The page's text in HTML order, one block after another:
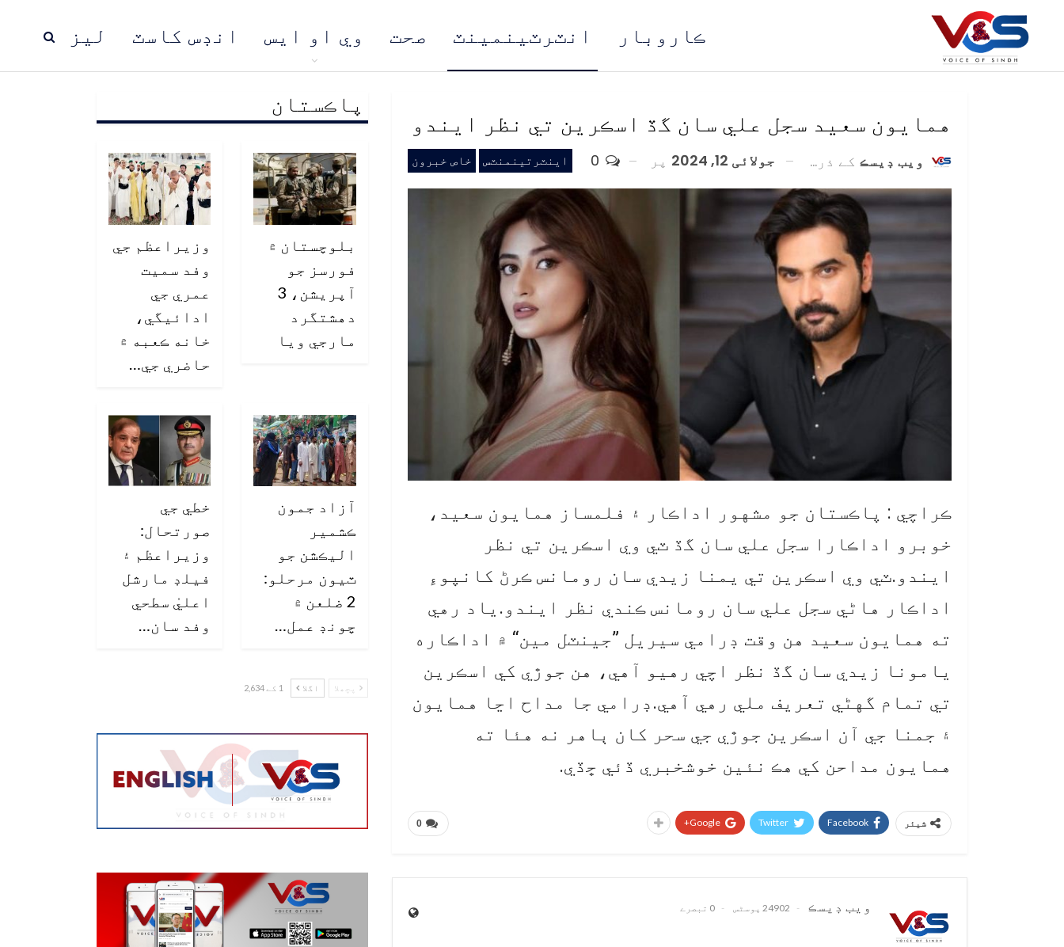
ليز انڊس کاسٽ وي او ايس صحت انٽرٽينمينٽ ڪاروبار
پاڪستان مُنڍ
همايون سعيد سجل علي سان گڏ اسڪرين تي نظر ايندو
اينٽرتينمنٽس خاص خبرون ويب ڊيسڪ کے ذریعہ جولائی 12, 2024 پر
ڪراچي : پاڪستان جو مشهور اداڪار ۽ فلمساز همايون سعيد،
خوبرو اداڪارا سجل علي سان گڏ ٽي وي اسڪرين تي نظر
ايندو.ٽي وي اسڪرين تي يمنا زيدي سان رومانس ڪرڻ کانپوءِ
اداڪار هاڻي سجل علي سان رومانس ڪندي نظر ايندو.ياد رهي
ته همايون سعيد هن وقت ڊرامي سيريل ”جينٽل مين“ ۾ اداڪاره
يامونا زيدي سان گڏ نظر اچي رهيو آهي، هن جوڙي کي اسڪرين
تي تمام گهڻي تعريف ملي رهي آهي.ڊرامي جا مداح اڃا همايون
۽ جمنا جي آن اسڪرين جوڙي جي سحر کان ٻاهر نه هئا ته
همايون مداحن کي هڪ نئين خوشخبري ڏئي ڇڏي.
0 شیئر Facebook
Twitter
Google+
ويب ڊيسڪ 24902 پوسٹس 0 تبصرے
پاڪستان
بلوچستان ۾
فورسز جو
آپريشن، 3
دهشتگرد
مارجي ويا
وزيراعظم جي
وفد سميت
عمري جي
ادائيگي،
خانه ڪعبه ۾
حاضري جي…
آزاد جمون
ڪشمير
اليڪشن جو
ٽيون مرحلو:
2 ضلعن ۾
چونڊ عمل…
خطي جي
صورتحال:
وزيراعظم ۽
فيلڊ مارشل
اعليٰ سطحي
وفد سان…
پچھلا اگلا 1 کے 2,634